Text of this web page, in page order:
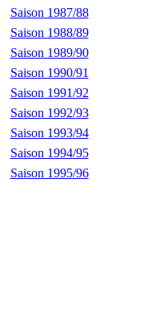
Saison 1987/88
Saison 1988/89
Saison 1989/90
Saison 1990/91
Saison 1991/92
Saison 1992/93
Saison 1993/94
Saison 1994/95
Saison 1995/96